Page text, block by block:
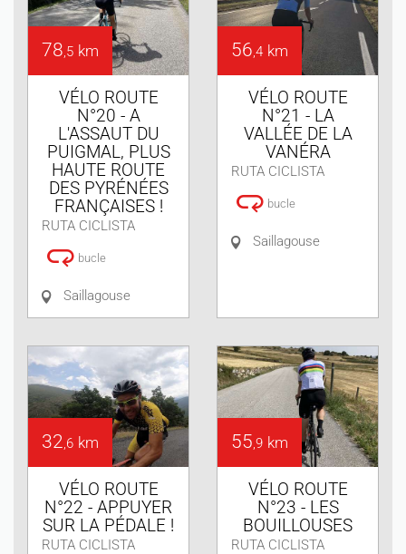
78,5 km
VÉLO ROUTE
N°20 - A
L'ASSAUT DU
PUIGMAL, PLUS
HAUTE ROUTE
DES PYRÉNÉES
FRANÇAISES !
RUTA CICLISTA
bucle
Saillagouse
56,4 km
VÉLO ROUTE
N°21 - LA
VALLÉE DE LA
VANÉRA
RUTA CICLISTA
bucle
Saillagouse
32,6 km
VÉLO ROUTE
N°22 - APPUYER
SUR LA PÉDALE !
RUTA CICLISTA
55,9 km
VÉLO ROUTE
N°23 - LES
BOUILLOUSES
RUTA CICLISTA